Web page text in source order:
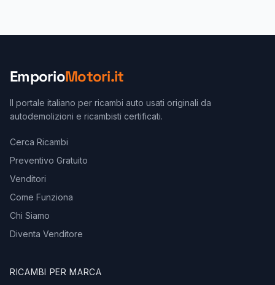
EmporioMotori.it
Il portale italiano per ricambi auto usati originali da
autodemolizioni e ricambisti certificati.
Cerca Ricambi
Preventivo Gratuito
Venditori
Come Funziona
Chi Siamo
Diventa Venditore
RICAMBI PER MARCA